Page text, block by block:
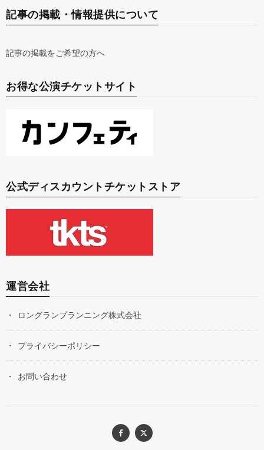
記事の掲載・情報提供について
記事の掲載をご希望の方へ
お得な公演チケットサイト
公式ディスカウントチケットストア
運営会社
ロングランプランニング株式会社
プライバシーポリシー
お問い合わせ